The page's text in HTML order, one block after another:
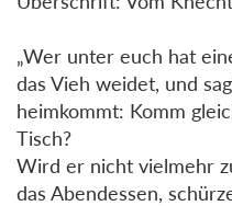
„Wer unter euch hat
das Vieh weidet, und
heimkommt: Komm
Tisch?
Wird er nicht vielmehr
das Abendessen,